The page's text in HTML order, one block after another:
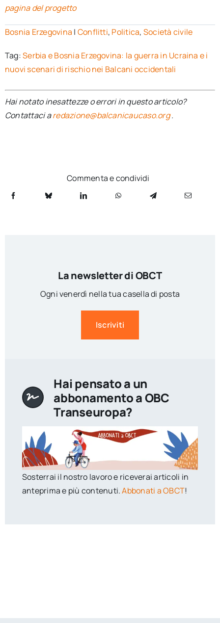
pagina del progetto
Bosnia Erzegovina | Conflitti, Politica, Società civile
Tag:Serbia e Bosnia Erzegovina: la guerra in Ucraina e i
nuovi scenari di rischio nei Balcani occidentali
Hai notato inesattezze o errori in questo articolo?
Contattaci aredazione@balcanicaucaso.org.
Commenta e condividi
La newsletter di OBCT
Ogni venerdì nella tua casella di posta
Iscriviti
Hai pensato a un
abbonamento a OBC
Transeuropa?
Sosterrai il nostro lavoro e riceverai articoli in
anteprima e più contenuti.Abbonati a OBCT!